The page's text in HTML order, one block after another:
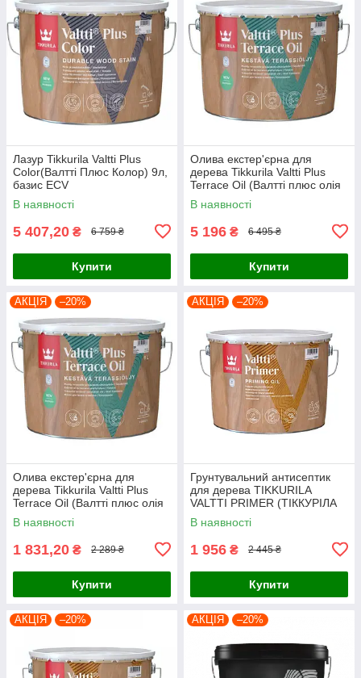
Лазур Tikkurila Valtti Plus
Color(Валтті Плюс Колор) 9л,
базис ЕСV
В наявності
5 407,20 ₴ 6 759 ₴
Купити
Олива екстер'єрна для
дерева Tikkurila Valtti Plus
Terrace Oil (Валтті плюс олія
для деревини) 9л, базис ЕС
В наявності
5 196 ₴ 6 495 ₴
Купити
АКЦІЯ –20%
Олива екстер'єрна для
дерева Tikkurila Valtti Plus
Terrace Oil (Валтті плюс олія
для деревини) 2,7л, базис ЕС
В наявності
1 831,20 ₴ 2 289 ₴
Купити
АКЦІЯ –20%
Грунтувальний антисептик
для дерева TIKKURILA
VALTTI PRIMER (ТІККУРІЛА
ВАЛТТІ ПРАЙМЕР) 2.7 л
В наявності
1 956 ₴ 2 445 ₴
Купити
АКЦІЯ –20% АКЦІЯ –20%